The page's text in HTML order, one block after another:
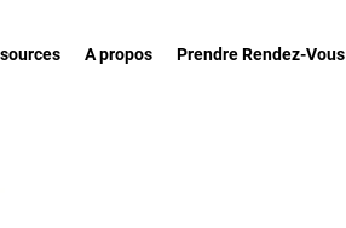
A propos Prendre Rendez-Vous